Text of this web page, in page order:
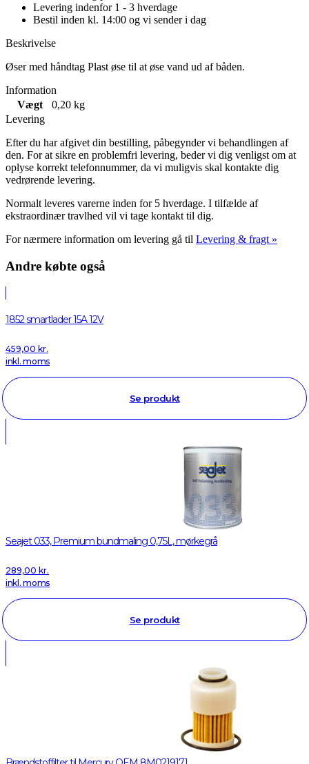
Levering indenfor 1 - 3 hverdage
Bestil inden kl. 14:00 og vi sender i dag
Beskrivelse
Øser med håndtag Plast øse til at øse vand ud af båden.
Information
Vægt
0,20 kg
Levering
Efter du har afgivet din bestilling, påbegynder vi behandlingen af
den. For at sikre en problemfri levering, beder vi dig venligst om at
oplyse korrekt telefonnummer, da vi muligvis skal kontakte dig
vedrørende levering.
Normalt leveres varerne inden for 5 hverdage. I tilfælde af
ekstraordinær travlhed vil vi tage kontakt til dig.
For nærmere information om levering gå til Levering & fragt »
Andre købte også
1852 smartlader 15A 12V
459,00 kr.
inkl. moms
Se produkt
Seajet 033, Premium bundmaling 0,75L, mørkegrå
289,00 kr.
inkl. moms
Se produkt